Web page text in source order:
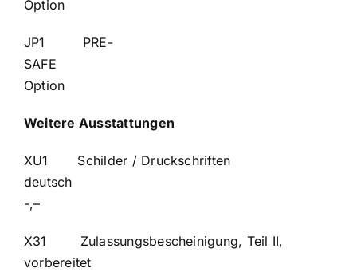
Option
JP1 PRE-
Option
Weitere Ausstattungen
XU1 Schilder / Druckschriften
-,–
X31 Zulassungsbescheinigung, Teil II,